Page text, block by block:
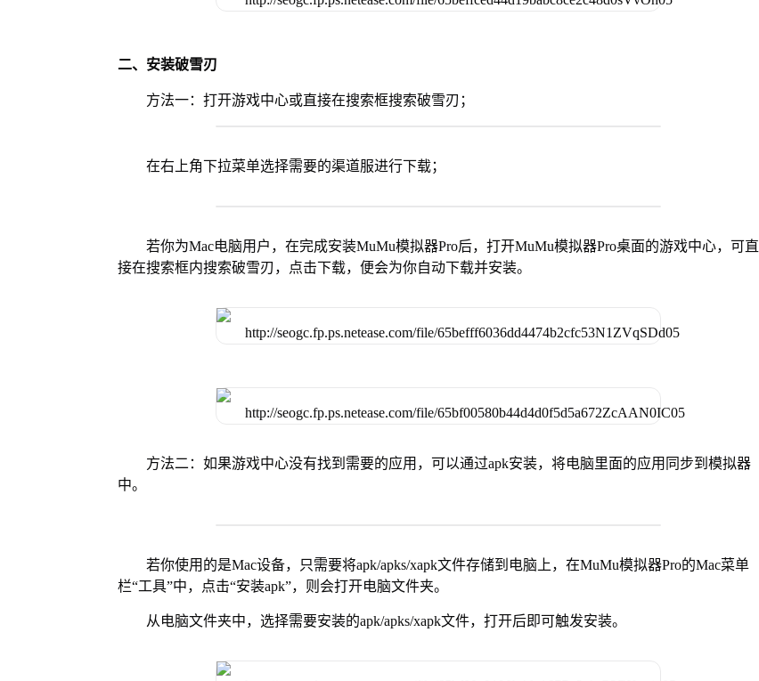
二、安装破雪刃
方法一：打开游戏中心或直接在搜索框搜索破雪刃；
在右上角下拉菜单选择需要的渠道服进行下载；
若你为Mac电脑用户，在完成安装MuMu模拟器Pro后，打开MuMu模拟器Pro桌面的游戏中心，可直
接在搜索框内搜索破雪刃，点击下载，便会为你自动下载并安装。
方法二：如果游戏中心没有找到需要的应用，可以通过apk安装，将电脑里面的应用同步到模拟器
中。
若你使用的是Mac设备，只需要将apk/apks/xapk文件存储到电脑上，在MuMu模拟器Pro的Mac菜单
栏“工具”中，点击“安装apk”，则会打开电脑文件夹。
从电脑文件夹中，选择需要安装的apk/apks/xapk文件，打开后即可触发安装。